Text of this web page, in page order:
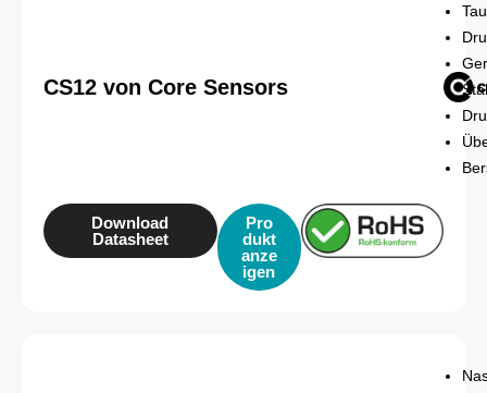
CS12 von Core Sensors
Pro
dukt
anze
igen
Download
Datasheet